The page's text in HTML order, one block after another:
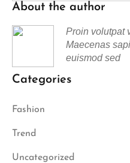
About the author
Proin volutpat
Maecenas
euismod sed
Categories
Fashion
Trend
Uncategorized